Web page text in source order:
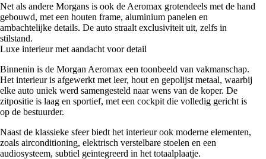
Net als andere Morgans is ook de Aeromax grotendeels met de hand
gebouwd, met een houten frame, aluminium panelen en
ambachtelijke details. De auto straalt exclusiviteit uit, zelfs in
stilstand.
Luxe interieur met aandacht voor detail
Binnenin is de Morgan Aeromax een toonbeeld van vakmanschap.
Het interieur is afgewerkt met leer, hout en gepolijst metaal, waarbij
elke auto uniek werd samengesteld naar wens van de koper. De
zitpositie is laag en sportief, met een cockpit die volledig gericht is
op de bestuurder.
Naast de klassieke sfeer biedt het interieur ook moderne elementen,
zoals airconditioning, elektrisch verstelbare stoelen en een
audiosysteem, subtiel geïntegreerd in het totaalplaatje.